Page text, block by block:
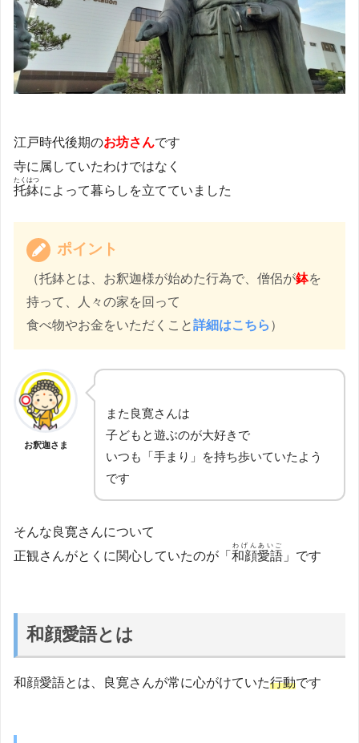
江戸時代後期のお坊さんです
寺に属していたわけではなく
托鉢
たくはつ
によって暮らしを立てていました
ポイント
（托鉢とは、お釈迦様が始めた行為で、僧侶が鉢を
持って、人々の家を回って
食べ物やお金をいただくこと詳細はこちら ）
お釈迦さま
また良寛さんは
子どもと遊ぶのが大好きで
いつも「手まり」を持ち歩いていたよう
です
そんな良寛さんについて
正観さんがとくに関心していたのが「 和顔愛語
わげんあいご
」です
和顔愛語とは
和顔愛語とは、良寛さんが常に心がけていた行動です